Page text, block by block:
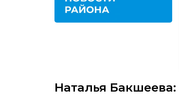
Наталья